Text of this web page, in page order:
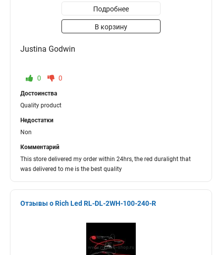
Подробнее
В корзину
Justina Godwin
0 0
Достоинства
Quality product
Недостатки
Non
Комментарий
This store delivered my order within 24hrs, the red duralight that
was delivered to me is the best quality
Отзывы о Rich Led RL-DL-2WH-100-240-R